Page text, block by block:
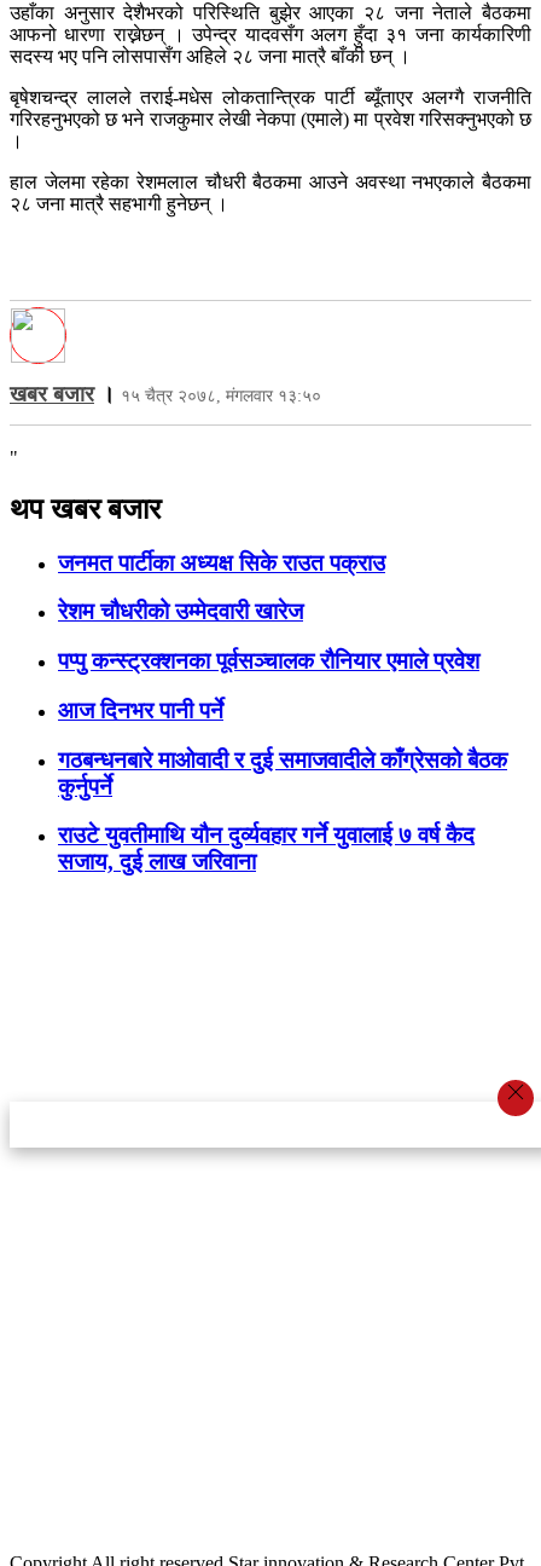
उहाँका अनुसार देशैभरको परिस्थिति बुझेर आएका २८ जना नेताले बैठकमा
आफनो धारणा राख्नेछन् । उपेन्द्र यादवसँग अलग हुँदा ३१ जना कार्यकारिणी
सदस्य भए पनि लोसपासँग अहिले २८ जना मात्रै बाँकी छन् ।
बृषेशचन्द्र लालले तराई-मधेस लोकतान्त्रिक पार्टी ब्यूँताएर अलग्गै राजनीति
गरिरहनुभएको छ भने राजकुमार लेखी नेकपा (एमाले) मा प्रवेश गरिसक्नुभएको छ
।
हाल जेलमा रहेका रेशमलाल चौधरी बैठकमा आउने अवस्था नभएकाले बैठकमा
२८ जना मात्रै सहभागी हुनेछन् ।
खबर बजार। १५ चैत्र २०७८, मंगलवार १३:५०
"
थप खबर बजार
जनमत पार्टीका अध्यक्ष सिके राउत पक्राउ
रेशम चौधरीको उम्मेदवारी खारेज
पप्पु कन्स्ट्रक्शनका पूर्वसञ्चालक रौनियार एमाले प्रवेश
आज दिनभर पानी पर्ने
गठबन्धनबारे माओवादी र दुई समाजवादीले काँग्रेसको बैठक
कुर्नुपर्ने
राउटे युवतीमाथि यौन दुर्व्यवहार गर्ने युवालाई ७ वर्ष कैद
सजाय, दुई लाख जरिवाना